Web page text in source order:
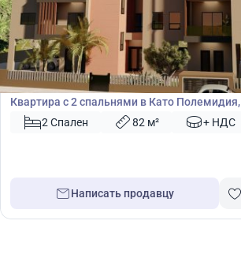
€390 000
Квартира
Квартира с 2 спальнями в Като Полемидия,
Лимасол, Кипр № 42703
2 Спален 82 м² + НДС
Написать продавцу